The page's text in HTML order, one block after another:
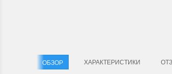
1 июня 2024 11:29
ОБЗОР ХАРАКТЕРИСТИКИ